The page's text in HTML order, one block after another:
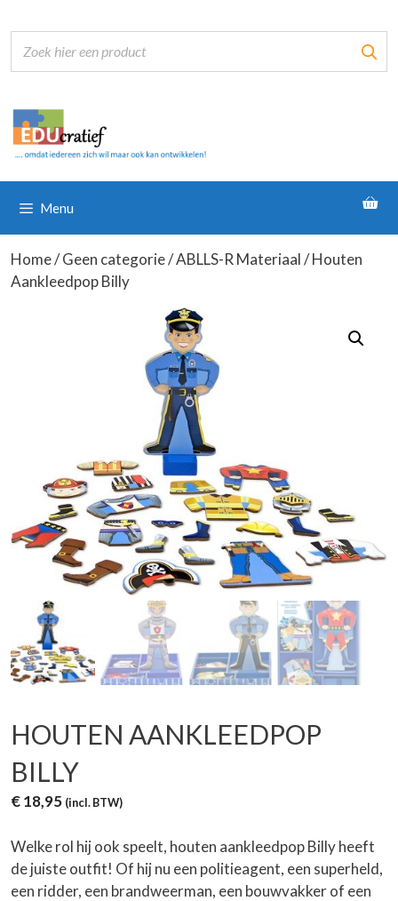
naar
inhoud
Menu
Home/Geen categorie/ABLLS-R Materiaal/ Houten
Aankleedpop Billy
HOUTEN AANKLEEDPOP
BILLY
€18,95 (incl. BTW)
Welke rol hij ook speelt, houten aankleedpop Billy heeft
de juiste outfit! Of hij nu een politieagent, een superheld,
een ridder, een brandweerman, een bouwvakker of een